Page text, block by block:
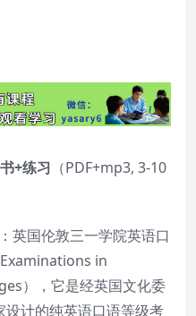
+练习 （PDF+mp3, 3-10
英国伦敦三一学院英语口
in
），它是经英国文化委
设计的纯英语口语等级考